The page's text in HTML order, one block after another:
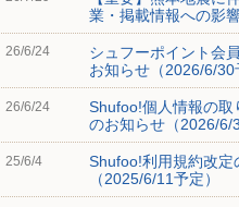
業・掲載情報への影
26/6/24
シュフーポイント会
お知らせ（2026/6/30
26/6/24
Shufoo!個人情報の取
のお知らせ（2026/6/
25/6/4
Shufoo!利用規約改定
（2025/6/11予定）